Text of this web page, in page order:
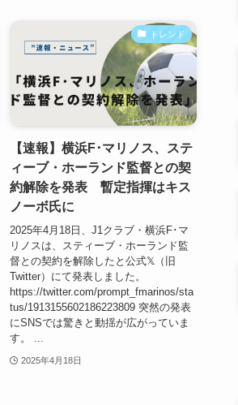
トレンド
【速報】横浜F･マリノス、ステ
ィーブ・ホーランド監督との契
約解除を発表 暫定指揮はキス
ノーボ氏に
2025年4月18日、J1クラブ・横浜F･マ
リノスは、スティーブ・ホーランド監
督との契約を解除したと公式𝕏（旧
Twitter）にて発表しました。
https://twitter.com/prompt_fmarinos/sta
tus/1913155602186223809 突然の発表
にSNSでは驚きと動揺が広がっていま
す。 ...
2025年4月18日